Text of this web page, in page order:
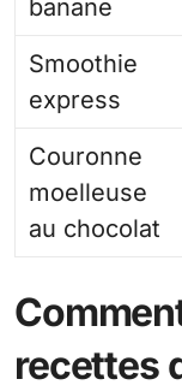
banane
Smoothie
express
Couronne
moelleuse
au chocolat
recettes